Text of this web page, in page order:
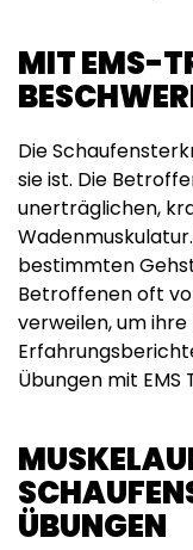
MIT EMS-
Die
sie ist. Die
unerträglichen,
bestimmten
Betroffenen oft
verweilen, um
Übungen mit EMS
ÜBUNGEN